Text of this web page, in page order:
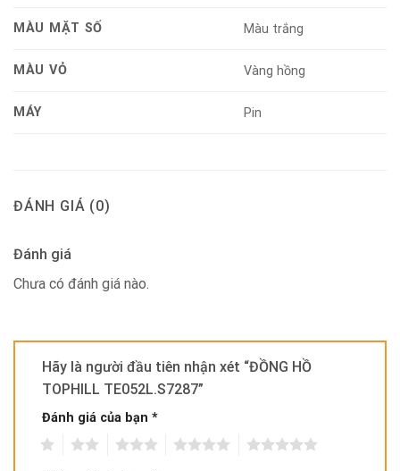
MÀU MẶT SỐ Màu trắng
MÀU VỎ Vàng hồng
MÁY Pin
ĐÁNH GIÁ (0)
Đánh giá
Chưa có đánh giá nào.
Hãy là người đầu tiên nhận xét “ĐỒNG HỒ
TOPHILL TE052L.S7287”
Đánh giá của bạn *